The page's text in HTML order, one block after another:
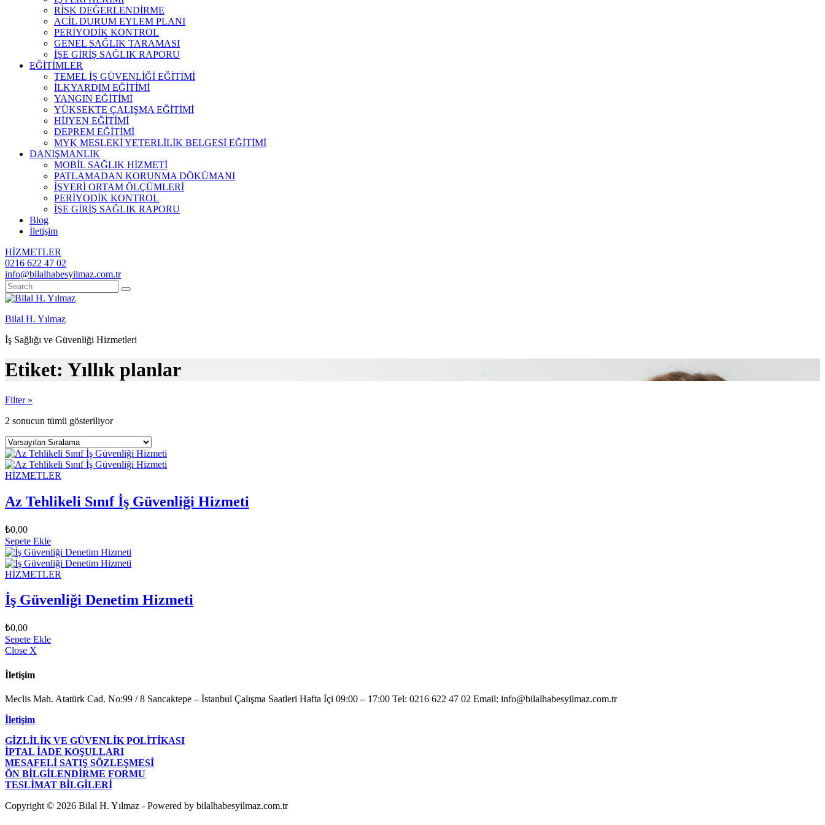
RİSK DEĞERLENDİRME
ACİL DURUM EYLEM PLANI
PERİYODİK KONTROL
GENEL SAĞLIK TARAMASI
İŞE GİRİŞ SAĞLIK RAPORU
EĞİTİMLER
TEMEL İŞ GÜVENLİĞİ EĞİTİMİ
İLKYARDIM EĞİTİMİ
YANGIN EĞİTİMİ
YÜKSEKTE ÇALIŞMA EĞİTİMİ
HİJYEN EĞİTİMİ
DEPREM EĞİTİMİ
MYK MESLEKİ YETERLİLİK BELGESİ EĞİTİMİ
DANIŞMANLIK
MOBİL SAĞLIK HİZMETİ
PATLAMADAN KORUNMA DÖKÜMANI
İŞYERİ ORTAM ÖLÇÜMLERİ
PERİYODİK KONTROL
İŞE GİRİŞ SAĞLIK RAPORU
Blog
İletişim
HİZMETLER
0216 622 47 02
info@bilalhabesyilmaz.com.tr
Bilal H. Yılmaz
İş Sağlığı ve Güvenliği Hizmetleri
Etiket: Yıllık planlar
Filter »
2 sonucun tümü gösteriliyor
HİZMETLER
Az Tehlikeli Sınıf İş Güvenliği Hizmeti
₺0,00
Sepete Ekle
HİZMETLER
İş Güvenliği Denetim Hizmeti
₺0,00
Sepete Ekle
Close X
İletişim
Meclis Mah. Atatürk Cad. No:99 / 8 Sancaktepe – İstanbul Çalışma Saatleri Hafta İçi 09:00 – 17:00 Tel: 0216 622 47 02 Email: info@bilalhabesyilmaz.com.tr
İletişim
GİZLİLİK VE GÜVENLİK POLİTİKASI
İPTAL İADE KOŞULLARI
MESAFELİ SATIŞ SÖZLEŞMESİ
ÖN BİLGİLENDİRME FORMU
TESLİMAT BİLGİLERİ
Copyright © 2026 Bilal H. Yılmaz - Powered by bilalhabesyilmaz.com.tr